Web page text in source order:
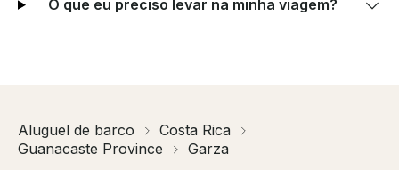
O que eu preciso levar na minha viagem?
Aluguel de barco
Costa Rica
Guanacaste Province
Garza